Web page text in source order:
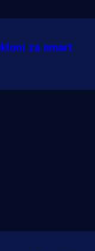
za smart